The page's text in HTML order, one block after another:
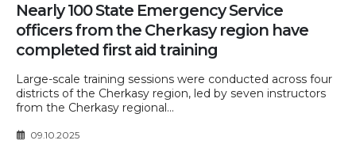
Nearly 100 State Emergency Service
officers from the Cherkasy region have
completed first aid training
Large-scale training sessions were conducted across four
districts of the Cherkasy region, led by seven instructors
from the Cherkasy regional...
09.10.2025